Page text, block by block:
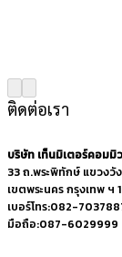
ติดต่อเรา
บริษัท เท็นมิเตอร์คอมมิ
33 ถ.พระพิทักษ์ แขวงวั
เขตพระนคร กรุงเทพ ฯ
เบอร์โทร:082-
มือถือ:087-6029999